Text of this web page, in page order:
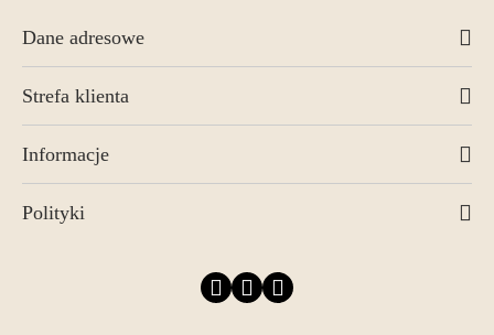
Dane adresowe
Strefa klienta
Informacje
Polityki